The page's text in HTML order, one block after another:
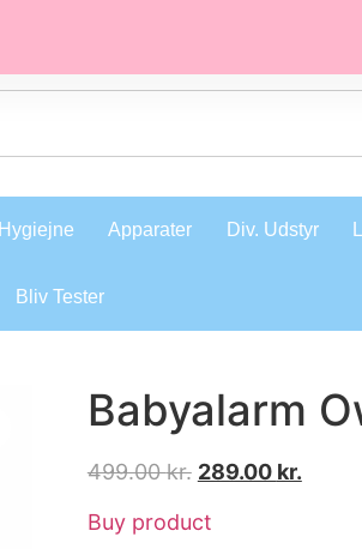
Hygiejne Apparater Div. Udstyr
Bliv Tester
Babyalarm
499.00kr. 289.00 kr.
Buy product